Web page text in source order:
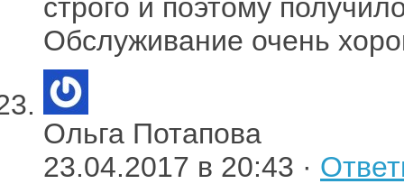
строго и поэтому
Обслуживание очень
Ольга Потапова
23.04.2017 в 20:43 ·